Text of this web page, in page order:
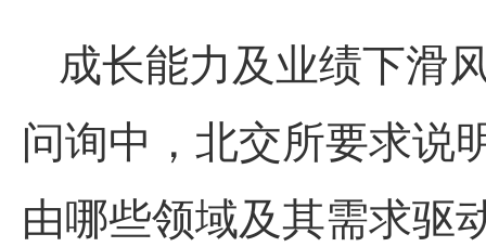
成长能力及业绩下滑
问询中，北交所要求说
由哪些领域及其需求驱